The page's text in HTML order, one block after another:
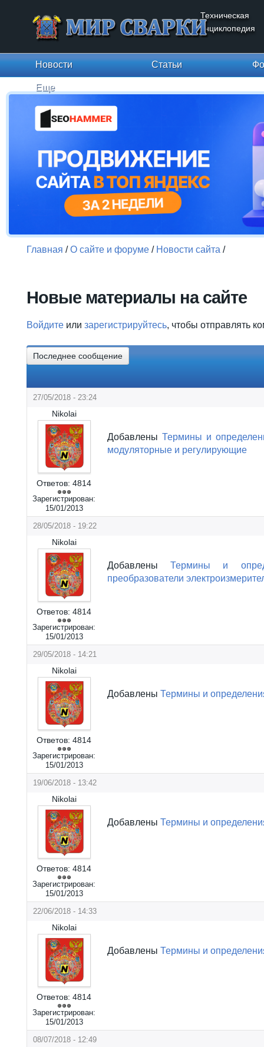
Техническая
энциклопедия
Новости Статьи
Еще
Главная /О сайте и форуме / Новости сайта /
Новые материалы на сайте
Войдите или зарегистрируйтесь, чтобы отправлять
Последнее сообщение
27/05/2018 - 23:24
Nikolai
Ответов: 4814
Зарегистрирован:
15/01/2013
Добавлены Термины и
модуляторные и регулирующие
28/05/2018 - 19:22
Nikolai
Ответов: 4814
Зарегистрирован:
15/01/2013
ДобавленыТермины и
преобразователи
29/05/2018 - 14:21
Nikolai
Ответов: 4814
Зарегистрирован:
15/01/2013
Добавлены Термины и
19/06/2018 - 13:42
Nikolai
Ответов: 4814
Зарегистрирован:
15/01/2013
Добавлены Термины и
22/06/2018 - 14:33
Nikolai
Ответов: 4814
Зарегистрирован:
15/01/2013
Добавлены Термины и
08/07/2018 - 12:49